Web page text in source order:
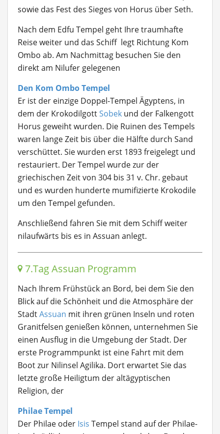
sowie das Fest des Sieges von Horus über Seth.
Nach dem Edfu Tempel geht Ihre traumhafte
Reise weiter und das Schiff legt Richtung Kom
Ombo ab. Am Nachmittag besuchen Sie den
direkt am Nilufer gelegenen
Den Kom Ombo Tempel
Er ist der einzige Doppel-Tempel Ägyptens, in
dem der KrokodilgottSobek und der Falkengott
Horus geweiht wurden. Die Ruinen des Tempels
waren lange Zeit bis über die Hälfte durch Sand
verschüttet. Sie wurden erst 1893 freigelegt und
restauriert. Der Tempel wurde zur der
griechischen Zeit von 304 bis 31 v. Chr. gebaut
und es wurden hunderte mumifizierte Krokodile
um den Tempel gefunden.
Anschließend fahren Sie mit dem Schiff weiter
nilaufwärts bis es in Assuan anlegt.
7.Tag Assuan Programm
Nach Ihrem Frühstück an Bord, bei dem Sie den
Blick auf die Schönheit und die Atmosphäre der
StadtAssuan mit ihren grünen Inseln und roten
Granitfelsen genießen können, unternehmen Sie
einen Ausflug in die Umgebung der Stadt. Der
erste Programmpunkt ist eine Fahrt mit dem
Boot zur Nilinsel Agilika. Dort erwartet Sie das
letzte große Heiligtum der altägyptischen
Religion, der
Philae Tempel
Der Philae oder Isis Tempel stand auf der Philae-